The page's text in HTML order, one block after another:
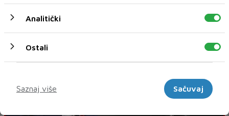
Analitički
Ostali
Saznaj više
Sačuvaj